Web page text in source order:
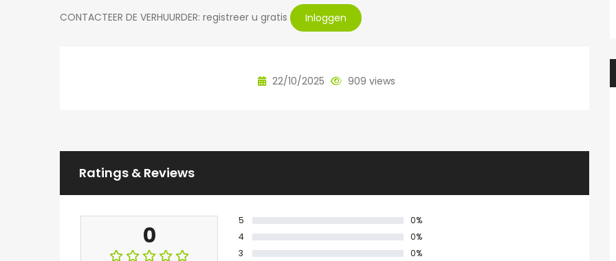
CONTACTEER DE VERHUURDER: registreer u gratis Inloggen
22/10/2025 909 views
Ratings & Reviews
0
5
0%
4
0%
3
0%